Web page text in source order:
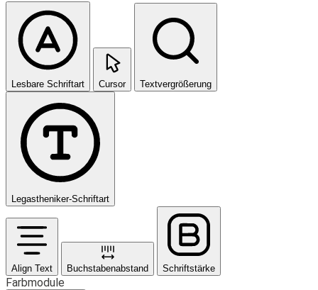
Lesbare Schriftart Cursor Textvergrößerung
Legastheniker-Schriftart
Align Text Buchstabenabstand Schriftstärke
Farbmodule